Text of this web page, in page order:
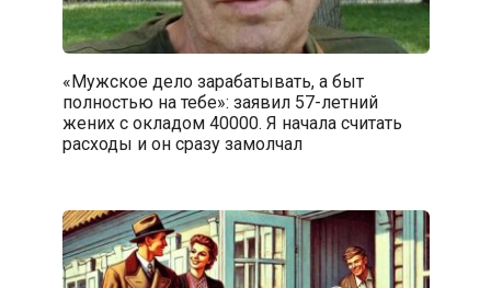
«Мужское дело зарабатывать, а быт
полностью на тебе»: заявил 57-летний
жених с окладом 40000. Я начала считать
расходы и он сразу замолчал